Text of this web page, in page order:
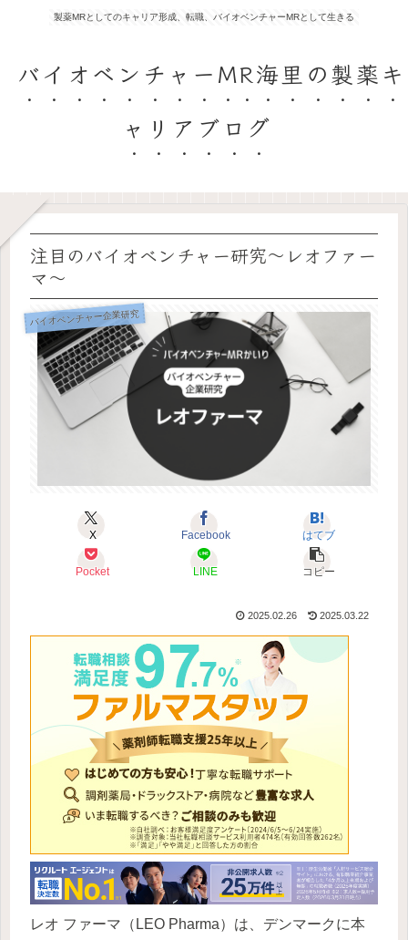
製薬MRとしてのキャリア形成、転職、バイオベンチャーMRとして生きる
バイオベンチャーMR海里の製薬キ
ャリアブログ
注目のバイオベンチャー研究〜レオファー
マ〜
バイオベンチャー企業研究
X Facebook はてブ
Pocket LINE コピー
2025.02.26 2025.03.22
レオ ファーマ（LEO Pharma）は、デンマークに本